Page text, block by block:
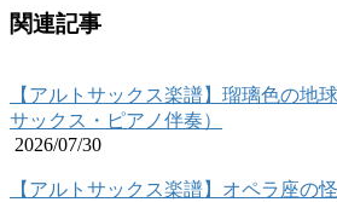
関連記事
【アルトサックス楽譜】瑠璃色の地
サックス・ピアノ伴奏）
2026/07/30
【アルトサックス楽譜】オペラ座の